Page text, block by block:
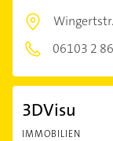
06103 2
3DVisu
IMMOBILIEN